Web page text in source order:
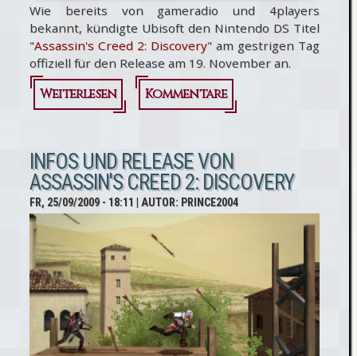
Wie bereits von gameradio und 4players
bekannt, kündigte Ubisoft den Nintendo DS Titel
"Assassin's Creed 2: Discovery" am gestrigen Tag
offiziell für den Release am 19. November an.
Weiterlesen
über
Creed 2:
Discovery
Kommentare
INFOS UND RELEASE VON
ASSASSIN'S CREED 2: DISCOVERY
FR, 25/09/2009 - 18:11 | AUTOR: PRINCE2004